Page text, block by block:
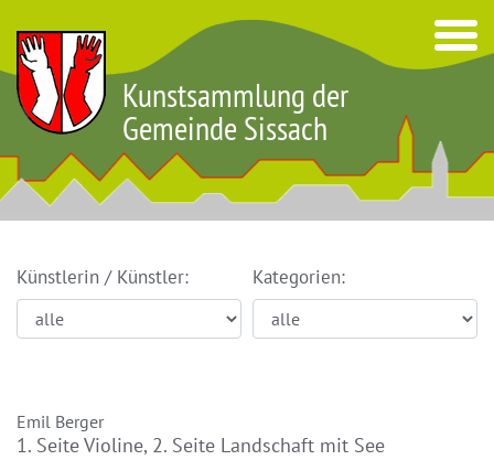
Kunstsammlung der
Gemeinde Sissach
Künstlerin / Künstler: Kategorien:
Emil Berger
1. Seite Violine, 2. Seite Landschaft mit See